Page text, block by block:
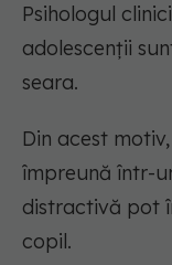
Psihologul
adolescenții
seara.
Din acest
împreună într-
distractivă pot
copil.